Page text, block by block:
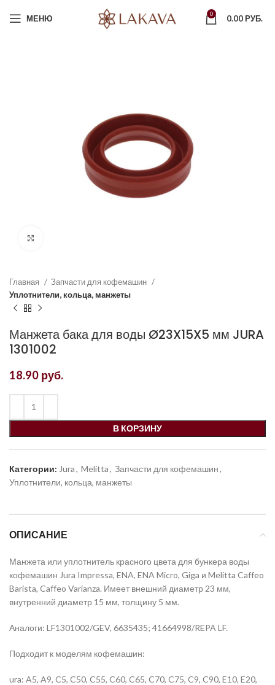
МЕНЮ 0 0.00РУБ.
Главная
Запчасти для кофемашин
Уплотнители, кольца, манжеты
Манжета бака для воды Ø23X15X5 мм JURA
1301002
18.90 руб.
В КОРЗИНУ
Категории: Jura, Melitta, Запчасти для кофемашин,
Уплотнители, кольца, манжеты
ОПИСАНИЕ
Манжета или уплотнитель красного цвета для бункера воды
кофемашин Jura Impressa, ENA, ENA Micro, Giga и Melitta Caffeo
Barista, Caffeo Varianza. Имеет внешний диаметр 23 мм,
внутренний диаметр 15 мм, толщину 5 мм.
Аналоги: LF1301002/GEV, 6635435; 41664998/REPA LF.
Подходит к моделям кофемашин:
ura: A5, A9, C5, C50, C55, C60, C65, C70, C75, C9, C90, E10, E20,